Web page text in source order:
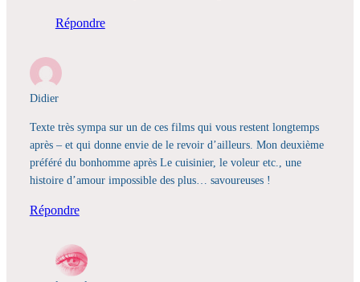
Répondre
Didier
Texte très sympa sur un de ces films qui vous restent longtemps
après – et qui donne envie de le revoir d’ailleurs. Mon deuxième
préféré du bonhomme après Le cuisinier, le voleur etc., une
histoire d’amour impossible des plus… savoureuses !
Répondre